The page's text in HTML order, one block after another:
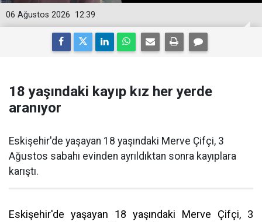
12:39
06 Ağustos 2026
18 yaşındaki kayıp kız her yerde
aranıyor
Eskişehir'de yaşayan 18 yaşındaki Merve Çifçi, 3
Ağustos sabahı evinden ayrıldıktan sonra kayıplara
karıştı.
Eskişehir'de yaşayan 18 yaşındaki Merve Çifçi, 3